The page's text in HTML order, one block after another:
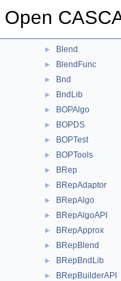
Open
► Bisector
► Blend
► BlendFunc
► Bnd
► BndLib
► BOPAlgo
► BOPDS
► BOPTest
► BOPTools
► BRep
► BRepAdaptor
► BRepAlgo
► BRepAlgoAPI
► BRepApprox
► BRepBlend
► BRepBndLib
► BRepBuilderAPI